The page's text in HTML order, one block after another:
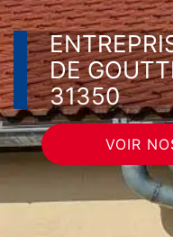
DE
31350
VOIR